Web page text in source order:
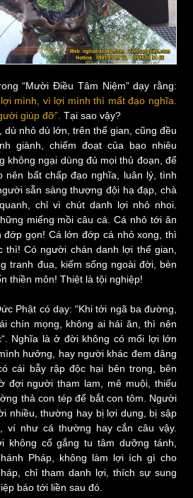
“Mười Điều Tâm Niệm” dạy rằng:
mình, vì lợi mình thì mất đạo nghĩa.
giúp đỡ”. Tại sao vậy?
nhỏ dù lớn, trên thế gian, cũng đều
giành, chiếm đoạt của bao nhiêu
không ngại dùng đủ mọi thủ đoạn, để
nên bất chấp đạo nghĩa, luân lý, tình
sẵn sàng thượng đội hạ đạp, chà
chỉ vì chút danh lợi nhỏ nhoi.
miếng mồi câu cá. Cá nhỏ tới ăn
đớp gọn! Cá lớn đớp cá nhỏ xong, thì
thì! Có người chán danh lợi thế gian,
tranh đua, kiếm sống ngoài đời, bèn
thiền môn! Thiệt là tội nghiệp!
Phật có dạy: “Khi tới ngã ba đường,
chín mọng, không ai hái ăn, thì nên
Nghĩa là ở đời không có mối lợi lớn
hưởng, hay người khác đem dâng
cái bẫy rập độc hại bên trong, bên
đợi người tham lam, mê muội, thiếu
thả con tép để bắt con tôm. Người
nhiều, thường hay bị lợi dụng, bị sập
ví như cá thường hay cắn câu vậy.
không cố gắng tu tâm dưỡng tánh,
Pháp, không làm lợi ích gì cho
chỉ tham danh lợi, thích sự sung
báo tới liền sau đó.